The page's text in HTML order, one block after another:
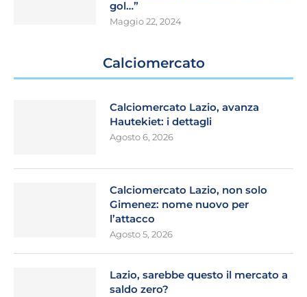
gol…”
Maggio 22, 2024
Calciomercato
Calciomercato Lazio, avanza
Hautekiet: i dettagli
Agosto 6, 2026
Calciomercato Lazio, non solo
Gimenez: nome nuovo per
l’attacco
Agosto 5, 2026
Lazio, sarebbe questo il mercato a
saldo zero?